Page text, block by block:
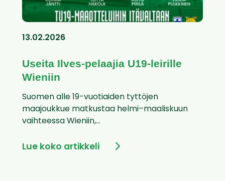
13.02.2026
Useita Ilves-pelaajia U19-leirille
Wieniin
Suomen alle 19-vuotiaiden tyttöjen
maajoukkue matkustaa helmi–maaliskuun
vaihteessa Wieniin,...
Lue koko artikkeli